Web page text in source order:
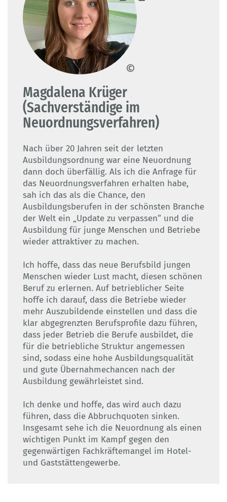
© Magdalena Krüger
Magdalena Krüger
(Sachverständige im
Neuordnungsverfahren)
Nach über 20 Jahren seit der letzten
Ausbildungsordnung war eine Neuordnung
dann doch überfällig. Als ich die Anfrage für
das Neuordnungsverfahren erhalten habe,
sah ich das als die Chance, den
Ausbildungsberufen in der schönsten Branche
der Welt ein „Update zu verpassen“ und die
Ausbildung für junge Menschen und Betriebe
wieder attraktiver zu machen.
Ich hoffe, dass das neue Berufsbild jungen
Menschen wieder Lust macht, diesen schönen
Beruf zu erlernen. Auf betrieblicher Seite
hoffe ich darauf, dass die Betriebe wieder
mehr Auszubildende einstellen und dass die
klar abgegrenzten Berufsprofile dazu führen,
dass jeder Betrieb die Berufe ausbildet, die
für die betriebliche Struktur angemessen
sind, sodass eine hohe Ausbildungsqualität
und gute Übernahmechancen nach der
Ausbildung gewährleistet sind.
Ich denke und hoffe, das wird auch dazu
führen, dass die Abbruchquoten sinken.
Insgesamt sehe ich die Neuordnung als einen
wichtigen Punkt im Kampf gegen den
gegenwärtigen Fachkräftemangel im Hotel-
und Gaststättengewerbe.